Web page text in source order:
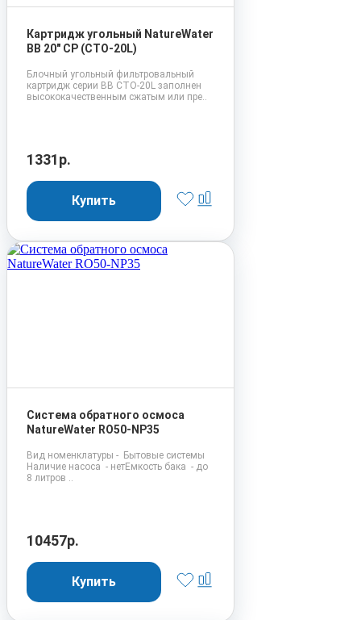
Картридж угольный NatureWater
BB 20" CP (CTO-20L)
Блочный угольный фильтровальный
картридж серии BB CTO-20L заполнен
высококачественным сжатым или пре..
1331р.
Система обратного осмоса
NatureWater RO50-NP35
Вид номенклатуры - Бытовые системы
Наличие насоса - нетЕмкость бака - до
8 литров ..
10457р.